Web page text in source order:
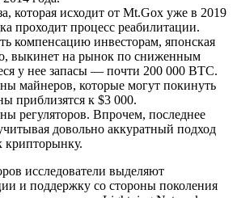
которая исходит от Mt.Gox уже в 2019
проходит процесс реабилитации.
компенсацию инвесторам, японская
выкинет на рынок по сниженным
у нее запасы — почти 200 000 BTC.
майнеров, которые могут покинуть
приблизятся к $3 000.
регуляторов. Впрочем, последнее
довольно аккуратный подход
крипторынку.
исследователи выделяют
и поддержку со стороны поколения